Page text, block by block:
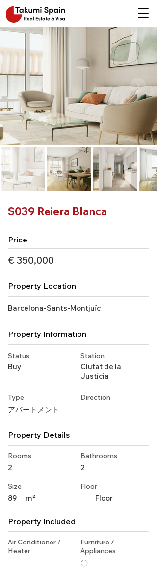
S039 Reiera Blanca
Price
€ 350,000
Property Location
Barcelona-Sants-Montjuïc
Property Information
Status
Buy
Station
Ciutat de la
Justícia
Type
アパートメント
Direction
Property Details
Rooms
2
Size
89 m²
Bathrooms
2
Floor
Floor
Property Included
Air Conditioner /
Heater
Furniture /
Appliances
〇